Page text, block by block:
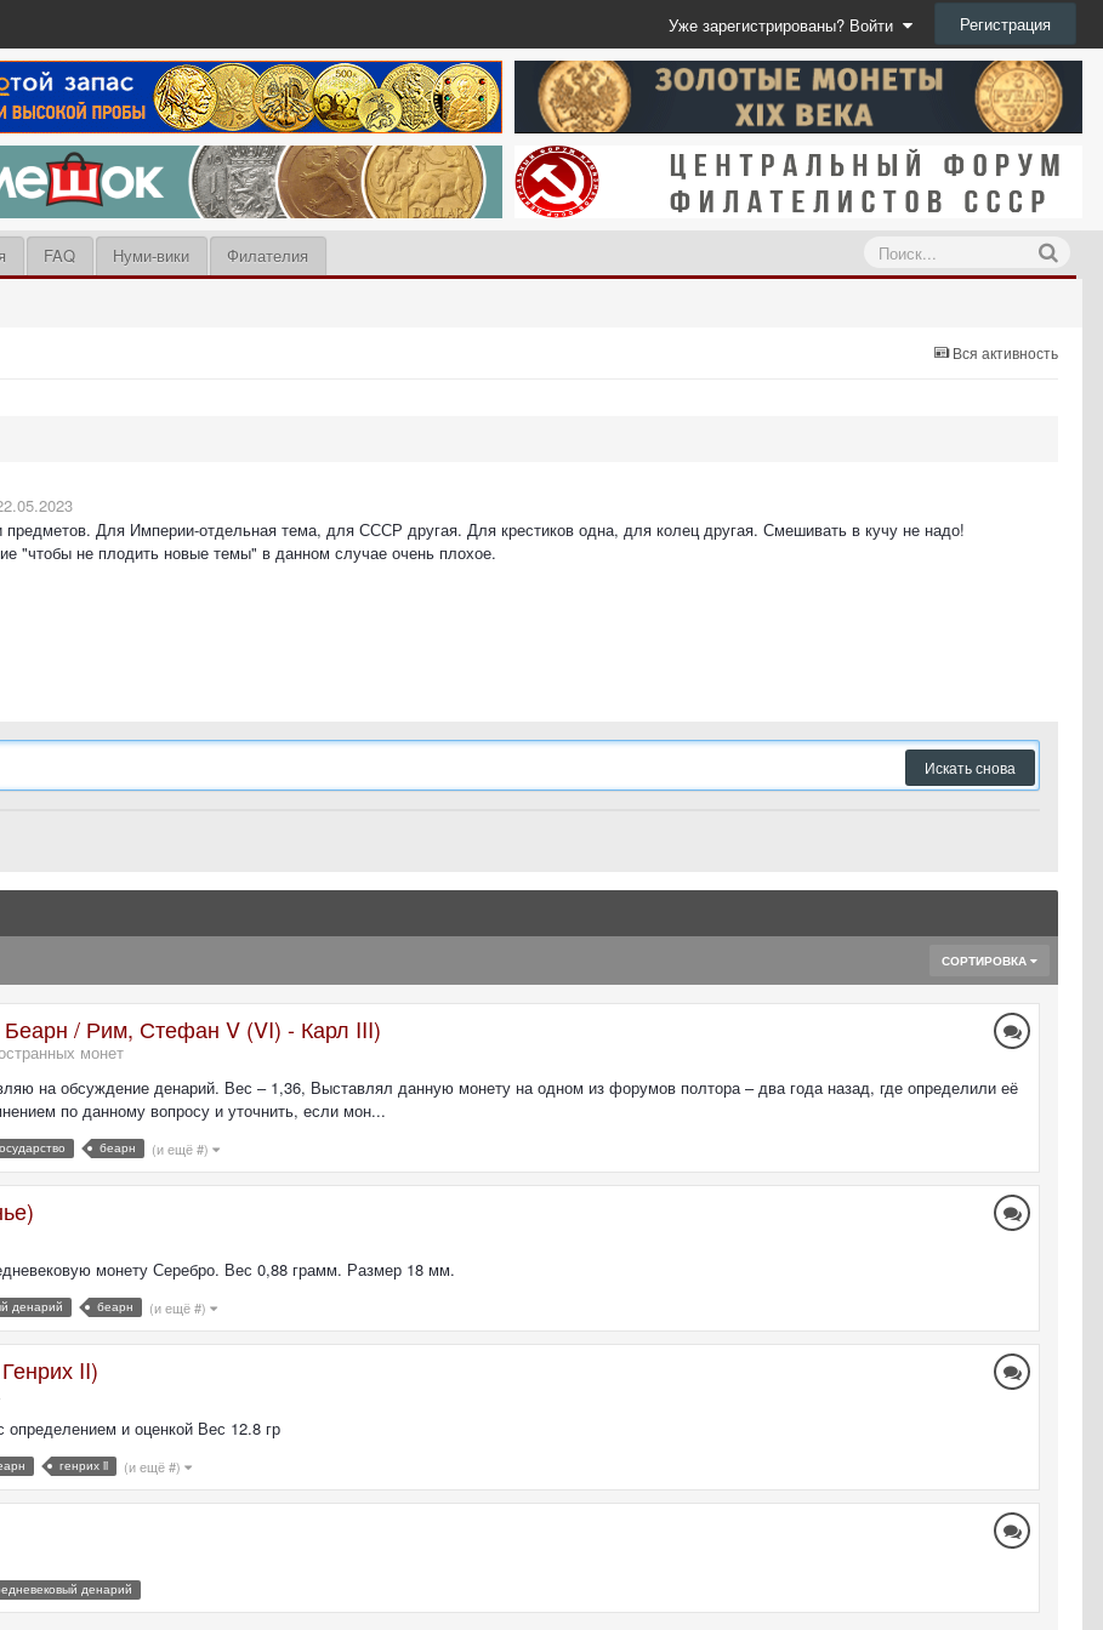
Уже зарегистрированы? Войти Регистрация
FAQ Нуми-вики Филателия
Вся активность
Для Империи-отдельная тема, для СССР другая. Для крестиков одна, для колец другая. Смешивать в кучу не надо!
"чтобы не плодить новые темы" в данном случае очень плохое.
Искать снова
СОРТИРОВКА
/ Рим, Стефан V (VI) - Карл III)
монет
на обсуждение денарий. Вес – 1,36, Выставлял данную монету на одном из форумов полтора – два года назад, где определили её
по данному вопросу и уточнить, если мон...
беарн (и ещё #)
монету Серебро. Вес 0,88 грамм. Размер 18 мм.
денарий беарн (и ещё #)
II)
и оценкой Вес 12.8 гр
генрих ii (и ещё #)
денарий